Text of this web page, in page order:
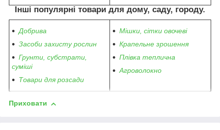
Інші популярні товари для дому, саду, городу.
Добрива
Засоби захисту рослин
Грунти, субстрати,
суміші
Товари для розсади
Мішки, сітки овочеві
Крапельне зрошення
Плівка теплична
Агроволокно
Приховати